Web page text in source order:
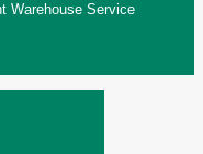
Warehouse Service